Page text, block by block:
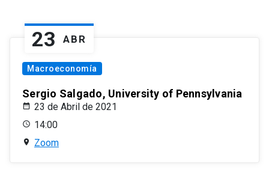
23 ABR
Macroeconomía
Sergio Salgado, University of Pennsylvania
23 de Abril de 2021
14:00
Zoom